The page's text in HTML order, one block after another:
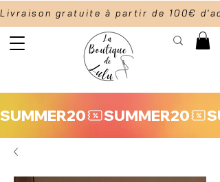
Livraison gratuite à partir de
SUMMER20